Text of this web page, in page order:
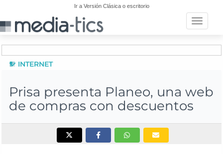
Ir a Versión Clásica o escritorio
Toggle
INTERNET
Prisa presenta Planeo, una web
de compras con descuentos